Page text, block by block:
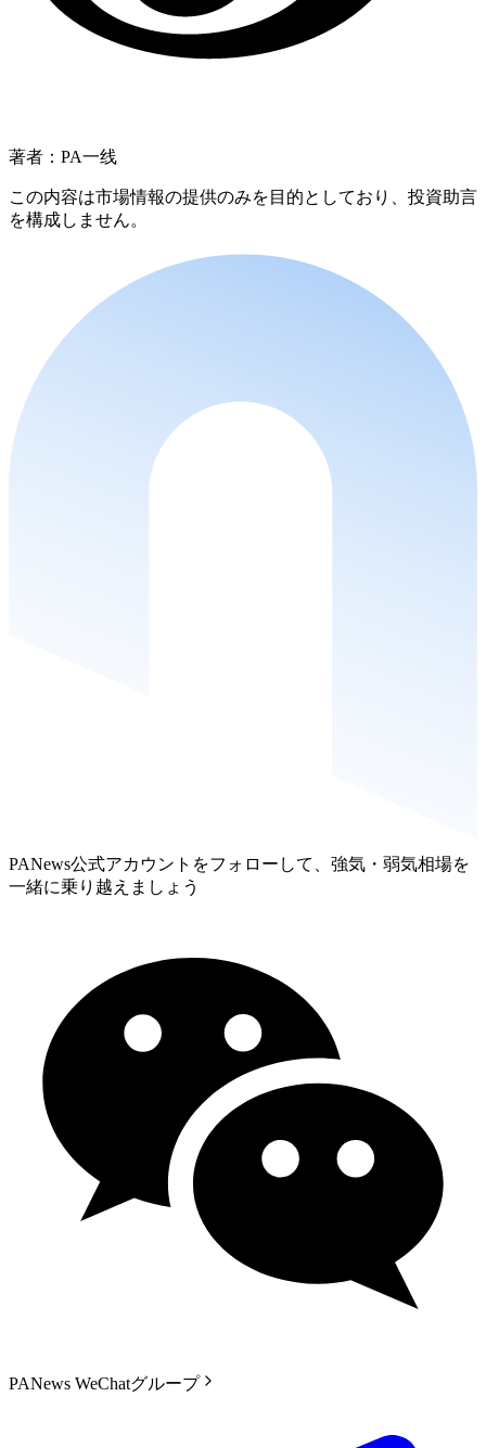
著者：PA一线
この内容は市場情報の提供のみを目的としており、投資助言
を構成しません。
PANews公式アカウントをフォローして、強気・弱気相場を
一緒に乗り越えましょう
PANews WeChatグループ